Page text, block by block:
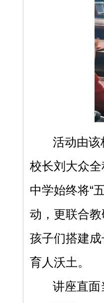
活动由该
校长刘大众全
中学始终将“
动，更联合
孩子们搭建
育人沃土。
讲座直面